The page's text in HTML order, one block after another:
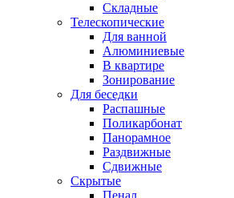
Складные
Телескопические
Для ванной
Алюминиевые
В квартире
Зонирование
Для беседки
Распашные
Поликарбонат
Панорамное
Раздвижные
Сдвижные
Скрытые
Пенал